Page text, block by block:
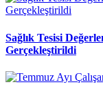
Sağlık Tesisi
Gerçekleştirildi